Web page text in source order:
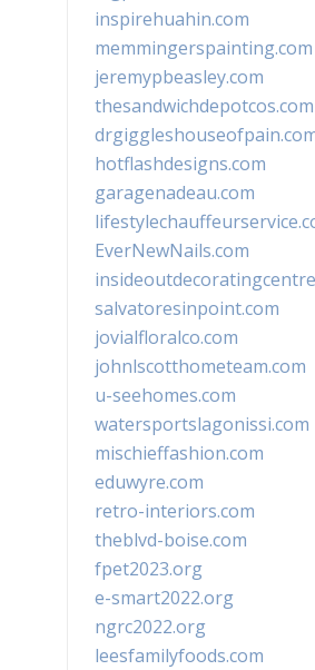
inspirehuahin.com
memmingerspainting.com
jeremypbeasley.com
thesandwichdepotcos.com
hotflashdesigns.com
garagenadeau.com
EverNewNails.com
salvatoresinpoint.com
jovialfloralco.com
johnlscotthometeam.com
u-seehomes.com
watersportslagonissi.com
mischieffashion.com
eduwyre.com
retro-interiors.com
theblvd-boise.com
fpet2023.org
e-smart2022.org
ngrc2022.org
leesfamilyfoods.com